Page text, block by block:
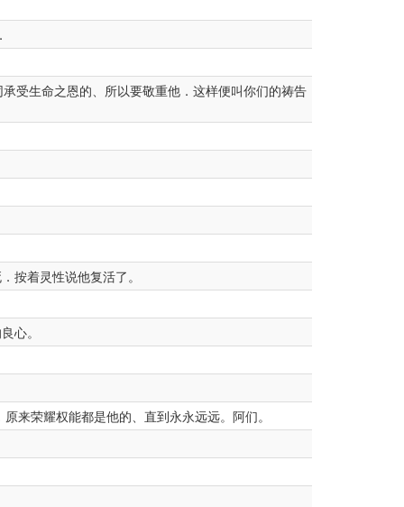
受生命之恩的、所以要敬重他．这样便叫你们的祷告
按着灵性说他复活了。
心。
荣耀权能都是他的、直到永永远远。阿们。